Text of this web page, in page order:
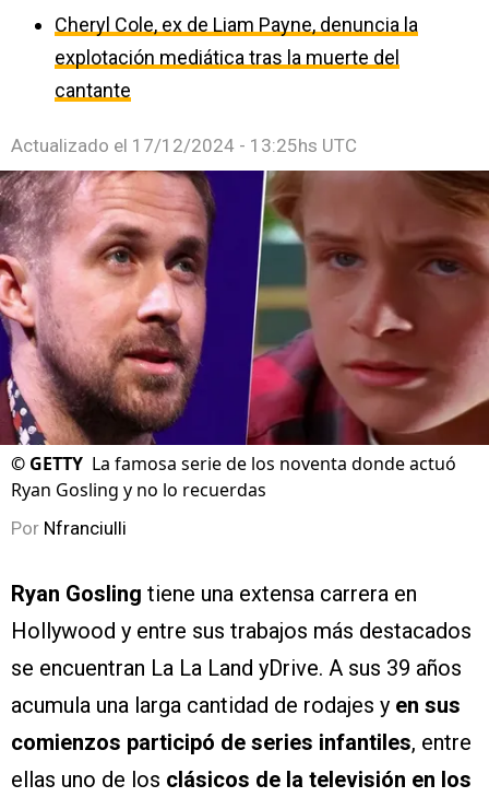
Cheryl Cole, ex de Liam Payne, denuncia la
explotación mediática tras la muerte del
cantante
Actualizado el 17/12/2024 - 13:25hs UTC
© GETTY La famosa serie de los noventa donde actuó
Ryan Gosling y no lo recuerdas
Por Nfranciulli
Ryan Gosling tiene una extensa carrera en
Hollywood y entre sus trabajos más destacados
se encuentran La La Land yDrive. A sus 39 años
acumula una larga cantidad de rodajes y en sus
comienzos participó de series infantiles, entre
ellas uno de los clásicos de la televisión en los